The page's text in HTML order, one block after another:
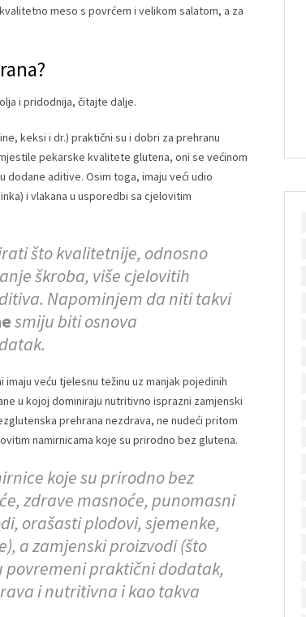
meso s povrćem i velikom salatom, a za
i pridodnija, čitajte dalje.
keksi i dr.) praktični su i dobri za prehranu
pekarske kvalitete glutena, oni se većinom
aditive. Osim toga, imaju veći udio
i vlakana u usporedbi sa cjelovitim
što kvalitetnije, odnosno
škroba, više cjelovitih
Napominjem da niti takvi
smiju biti osnova
veću tjelesnu težinu uz manjak pojedinih
u kojoj dominiraju nutritivno isprazni zamjenski
prehrana nezdrava, ne nudeći pritom
namirnicama koje su prirodno bez glutena.
koje su prirodno bez
zdrave masnoće, punomasni
orašasti plodovi, sjemenke,
a zamjenski proizvodi (što
praktični dodatak,
i nutritivna i kao takva